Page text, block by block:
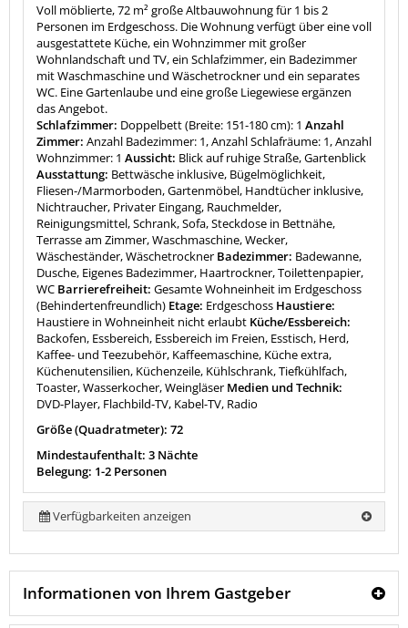
Voll möblierte, 72 m² große Altbauwohnung für 1 bis 2
Personen im Erdgeschoss. Die Wohnung verfügt über eine voll
ausgestattete Küche, ein Wohnzimmer mit großer
Wohnlandschaft und TV, ein Schlafzimmer, ein Badezimmer
mit Waschmaschine und Wäschetrockner und ein separates
WC. Eine Gartenlaube und eine große Liegewiese ergänzen
das Angebot.
Schlafzimmer: Doppelbett (Breite: 151-180 cm): 1 Anzahl
Zimmer: Anzahl Badezimmer: 1, Anzahl Schlafräume: 1, Anzahl
Wohnzimmer: 1 Aussicht: Blick auf ruhige Straße, Gartenblick
Ausstattung: Bettwäsche inklusive, Bügelmöglichkeit,
Fliesen-/Marmorboden, Gartenmöbel, Handtücher inklusive,
Nichtraucher, Privater Eingang, Rauchmelder,
Reinigungsmittel, Schrank, Sofa, Steckdose in Bettnähe,
Terrasse am Zimmer, Waschmaschine, Wecker,
Wäscheständer, Wäschetrockner Badezimmer: Badewanne,
Dusche, Eigenes Badezimmer, Haartrockner, Toilettenpapier,
WC Barrierefreiheit: Gesamte Wohneinheit im Erdgeschoss
(Behindertenfreundlich) Etage: Erdgeschoss Haustiere:
Haustiere in Wohneinheit nicht erlaubt Küche/Essbereich:
Backofen, Essbereich, Essbereich im Freien, Esstisch, Herd,
Kaffee- und Teezubehör, Kaffeemaschine, Küche extra,
Küchenutensilien, Küchenzeile, Kühlschrank, Tiefkühlfach,
Toaster, Wasserkocher, Weingläser Medien und Technik:
DVD-Player, Flachbild-TV, Kabel-TV, Radio
Größe (Quadratmeter): 72
Mindestaufenthalt: 3 Nächte
Belegung: 1-2 Personen
Verfügbarkeiten anzeigen
Informationen von Ihrem Gastgeber